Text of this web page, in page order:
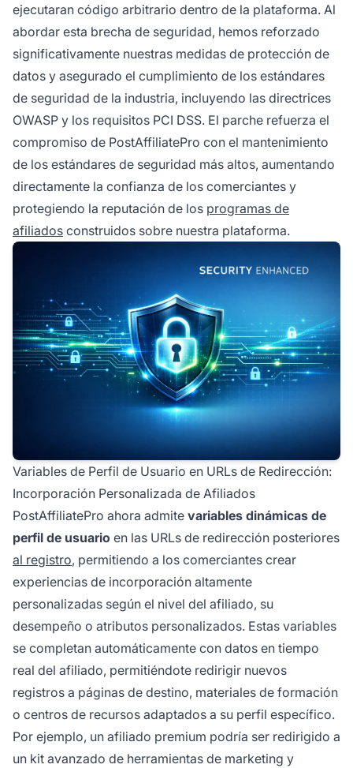
ejecutaran código arbitrario dentro de la plataforma. Al
abordar esta brecha de seguridad, hemos reforzado
significativamente nuestras medidas de protección de
datos y asegurado el cumplimiento de los estándares
de seguridad de la industria, incluyendo las directrices
OWASP y los requisitos PCI DSS. El parche refuerza el
compromiso de PostAffiliatePro con el mantenimiento
de los estándares de seguridad más altos, aumentando
directamente la confianza de los comerciantes y
protegiendo la reputación de los programas de
afiliados construidos sobre nuestra plataforma.
Variables de Perfil de Usuario en URLs de Redirección:
Incorporación Personalizada de Afiliados
PostAffiliatePro ahora admite variables dinámicas de
perfil de usuario en las URLs de redirección posteriores
al registro, permitiendo a los comerciantes crear
experiencias de incorporación altamente
personalizadas según el nivel del afiliado, su
desempeño o atributos personalizados. Estas variables
se completan automáticamente con datos en tiempo
real del afiliado, permitiéndote redirigir nuevos
registros a páginas de destino, materiales de formación
o centros de recursos adaptados a su perfil específico.
Por ejemplo, un afiliado premium podría ser redirigido a
un kit avanzado de herramientas de marketing y